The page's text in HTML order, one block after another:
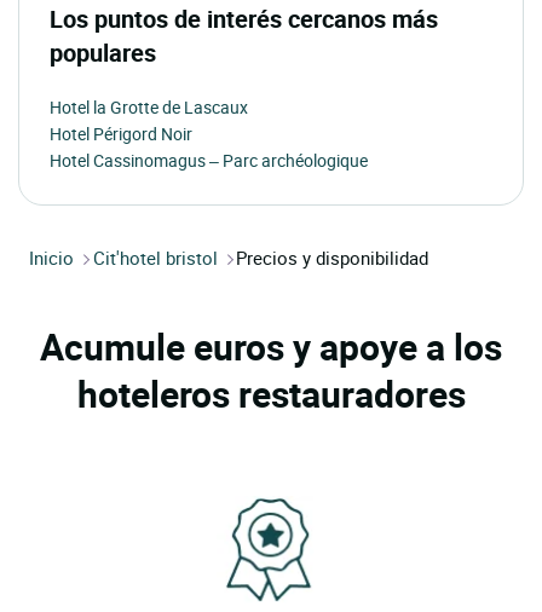
Los puntos de interés cercanos más
populares
Hotel la Grotte de Lascaux
Hotel Périgord Noir
Hotel Cassinomagus – Parc archéologique
Inicio Cit'hotel bristol Precios y disponibilidad
Acumule euros y apoye a los
hoteleros restauradores